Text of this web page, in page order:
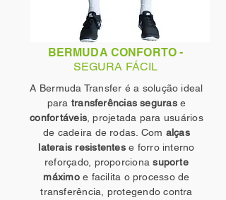
BERMUDA CONFORTO -
SEGURA FÁCIL
A Bermuda Transfer é a solução ideal
para transferências segurase
confortáveis , projetada para usuários
de cadeira de rodas. Com alças
laterais resistentese forro interno
reforçado, proporcionasuporte
máximoe facilita o processo de
transferência, protegendo contra